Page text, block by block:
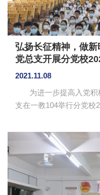
弘扬长征精神，做
党总支开展分党校
史学习培训班第三讲
2021.11.08
为进一步提高入党积
支在一教104举行分党校
杨红烨主讲。 杨红烨以“弘扬长征精神，做新时代‘赶路
人’”为题，围绕长征精
绍了长征过程中红军的
程中不怕艰苦，英勇牺
义，带大家回顾革命先